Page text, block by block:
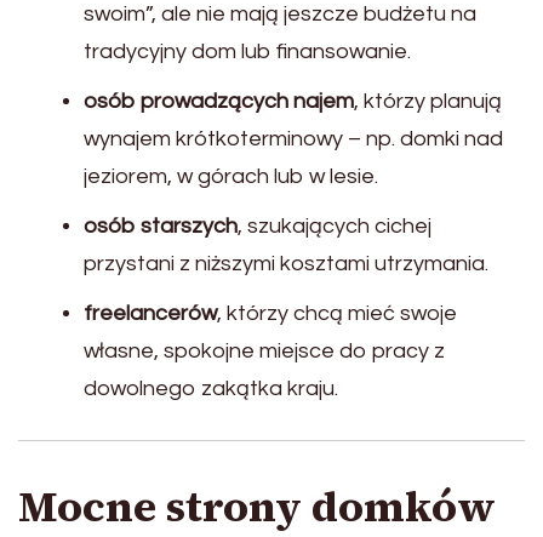
swoim”, ale nie mają jeszcze budżetu na
tradycyjny dom lub finansowanie.
osób prowadzących najem, którzy planują
wynajem krótkoterminowy – np. domki nad
jeziorem, w górach lub w lesie.
osób starszych, szukających cichej
przystani z niższymi kosztami utrzymania.
freelancerów, którzy chcą mieć swoje
własne, spokojne miejsce do pracy z
dowolnego zakątka kraju.
Mocne strony domków